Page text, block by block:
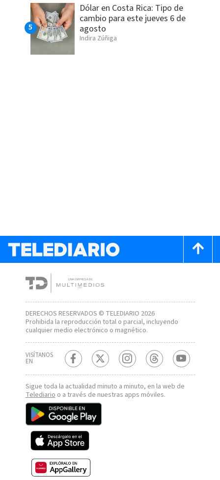
Dólar en Costa Rica: Tipo de
cambio para este jueves 6 de
agosto
Indira Zúñiga
DERECHOS RESERVADOS © TELEDIARIO 2026
Prohibida la reproducción total o parcial, incluyendo
cualquier medio electrónico o magnético.
VISÍTANOS
EN
Sigue toda la actualidad minuto a minuto, en la web de
Telediario o a través de nuestras apps móviles.